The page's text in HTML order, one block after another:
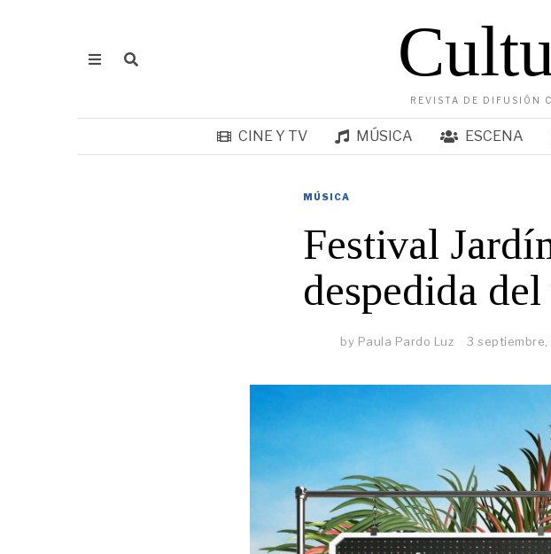
REVISTA DE DIFUSIÓN
CINE Y TV MÚSICA ESCENA
MÚSICA
Festival
despedida
by Paula Pardo Luz 3